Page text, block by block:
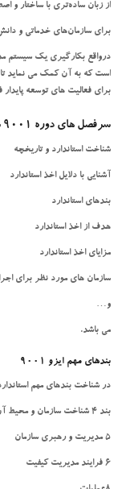
از زبان ساده‌تری با ساختار و
برای سازمان‌های خدماتی و
درواقع بکارگیری یک سیستم
است که به آن کمک می نماید
برای فعالیت های توسعه پایدار
سرفصل های دوره 9001 شامل:
شناخت استاندارد و تاریخچه
آشنایی با دلایل اخذ استاندارد
بندهای استاندارد
هدف از اخذ استاندارد
مزایای اخذ استاندارد
سازمان های مورد نظر برای اجرا
و…
می باشد.
بندهای مهم ایزو 9001
در شناخت بندهای مهم
بند 4 شناخت سازمان و محیط آن
5 مدیریت و رهبری سازمان
6 فرایند مدیریت کیفیت